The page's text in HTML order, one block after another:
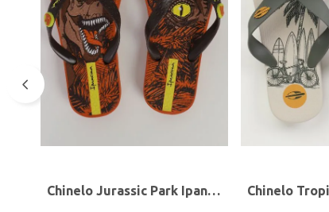
Chinelo Jurassic Park Ipanema Juvenil Para Menino- LARANJA/MARROM